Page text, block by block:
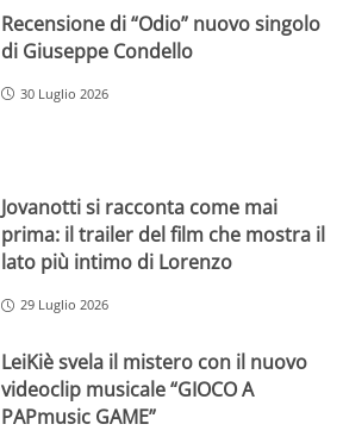
Recensione di “Odio” nuovo singolo
di Giuseppe Condello
30 Luglio 2026
Jovanotti si racconta come mai
prima: il trailer del film che mostra il
lato più intimo di Lorenzo
29 Luglio 2026
LeiKiè svela il mistero con il nuovo
videoclip musicale “GIOCO A
PAPmusic GAME”